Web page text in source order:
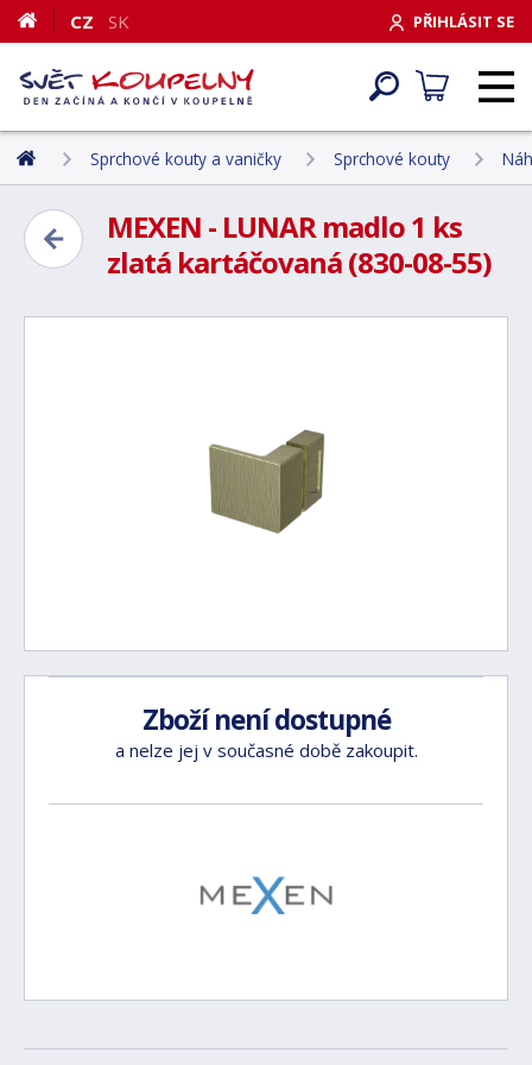
PŘIHLÁSIT SE
CZ SK
Sprchové kouty a vaničky Sprchové kouty
MEXEN - LUNAR madlo 1 ks
zlatá kartáčovaná (830-08-55)
Zboží není dostupné
a nelze jej v současné době zakoupit.